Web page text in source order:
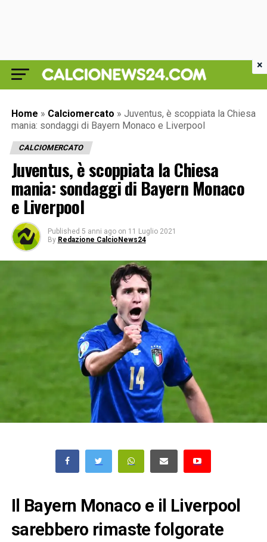
Home » Calciomercato » Juventus, è scoppiata la Chiesa
mania: sondaggi di Bayern Monaco e Liverpool
CALCIOMERCATO
Juventus, è scoppiata la Chiesa
mania: sondaggi di Bayern Monaco
e Liverpool
Published 5 anni ago on 11 Luglio 2021
By Redazione CalcioNews24
Il Bayern Monaco e il Liverpool
sarebbero rimaste folgorate
×